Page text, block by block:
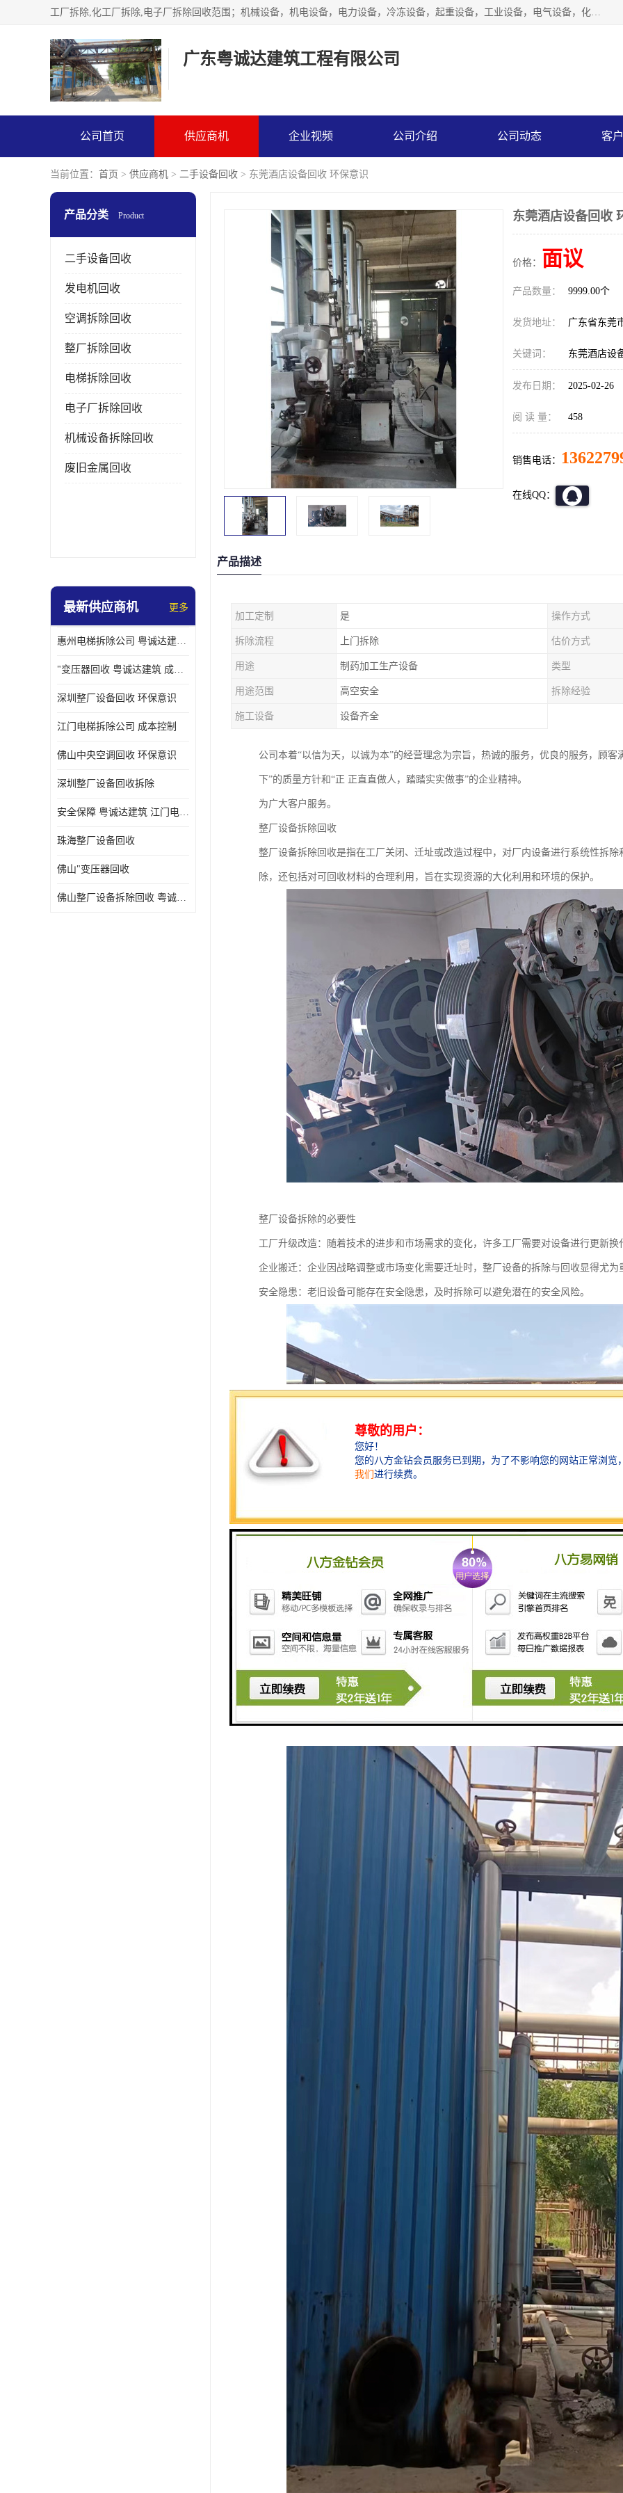
工厂拆除,化工厂拆除,电子厂拆除回收范围；机械设备，机电设备，电力设备，冷冻设备，起重设备，工业设备，电气设备，化工设备，木工设备，纺织设备，印染设备，水洗设备，电力物资，废旧金属，废旧物资，二手锅炉，二手电梯。
广东粤诚达建筑工程有限公司
公司首页 供应商机 企业视频 公司介绍 公司动态 客
当前位置： 首页 > 供应商机 > 二手设备回收 > 东莞酒店设备回收 环保意识
产品分类 Product
二手设备回收
发电机回收
空调拆除回收
整厂拆除回收
电梯拆除回收
电子厂拆除回收
机械设备拆除回收
废旧金属回收
最新供应商机 更多
惠州电梯拆除公司 粤诚达建筑 安全保障
"变压器回收 粤诚达建筑 成本控制
深圳整厂设备回收 环保意识
江门电梯拆除公司 成本控制
佛山中央空调回收 环保意识
深圳整厂设备回收拆除
安全保障 粤诚达建筑 江门电梯拆除公司
珠海整厂设备回收
佛山"变压器回收
佛山整厂设备拆除回收 粤诚达建筑 环保意识
东莞酒店设备回收
价格： 面议
产品数量： 9999.00个
发货地址： 广东省东莞
关键词： 东莞酒店设
发布日期： 2025-02-26
阅 读 量： 458
销售电话：
在线QQ：
产品描述
加工定制 是 操作方式
拆除流程 上门拆除 估价方式
用途 制药加工生产设备 类型
用途范围 高空安全 拆除经验
施工设备 设备齐全
公司本着“以信为天，以诚为本”的经营理念为宗旨，热诚的服务，优良的服务，顾
下”的质量方针和“正 正直直做人，踏踏实实做事”的企业精神。
为广大客户服务。
整厂设备拆除回收
整厂设备拆除回收是指在工厂关闭、迁址或改造过程中，对厂内设备进行系统性拆
除，还包括对可回收材料的合理利用，旨在实现资源的大化利用和环境的保护。
整厂设备拆除的必要性
工厂升级改造：随着技术的进步和市场需求的变化，许多工厂需要对设备进行更新
企业搬迁：企业因战略调整或市场变化需要迁址时，整厂设备的拆除与回收显得尤为
安全隐患：老旧设备可能存在安全隐患，及时拆除可以避免潜在的安全风险。
金属材料：如钢铁、铝合金、铜等，具有较高的回收价值，可以再加工成新的产品。
电子设备：如电机、控制器等，经过处理后可以回收有价值的金属和材料。
塑料和橡胶：一些设备中的塑料和橡胶部件可以进行回收，减少资源浪费。
木材：如设备支架和包装材料等，可以进行再利用或回收。